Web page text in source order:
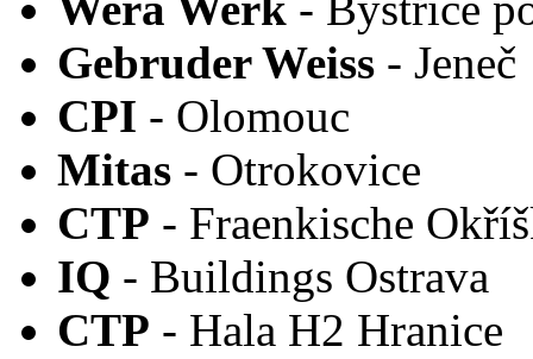
Gebruder Weiss - Jeneč
CPI - Olomouc
Mitas - Otrokovice
CTP - Fraenkische
IQ - Buildings Ostrava
CTP - Hala H2 Hranice